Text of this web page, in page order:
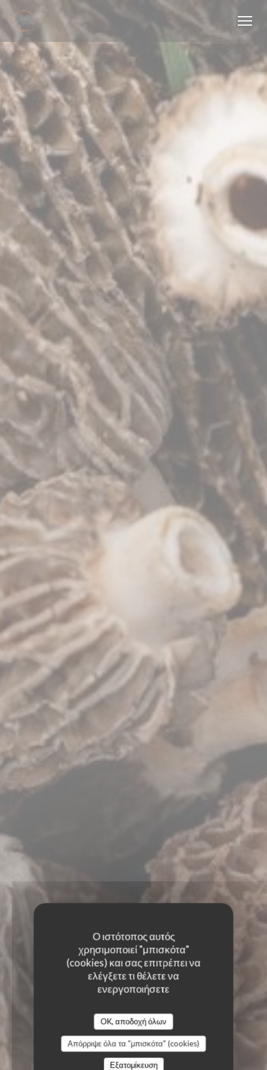
Πίνακας διαχείρισης "Μπισκότων" (Cookies)
Ο ιστότοπος αυτός
χρησιμοποιεί "μπισκότα"
(cookies) και σας επιτρέπει να
ελέγξετε τι θέλετε να
ενεργοποιήσετε
OK, αποδοχή όλων
Απόρριψε όλα τα "μπισκότα" (cookies)
Εξατομίκευση